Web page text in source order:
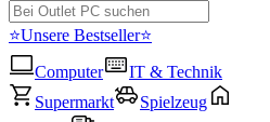
⭐Unsere Bestseller⭐
Computer
IT & Technik
Supermarkt
Spielzeug